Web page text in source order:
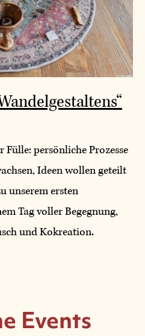
persönliche Prozesse
Ideen wollen geteilt
unserem ersten
Tag voller Begegnung,
und Kokreation.
Events